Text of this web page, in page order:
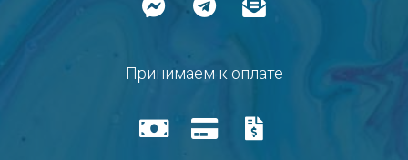
Принимаем к оплате